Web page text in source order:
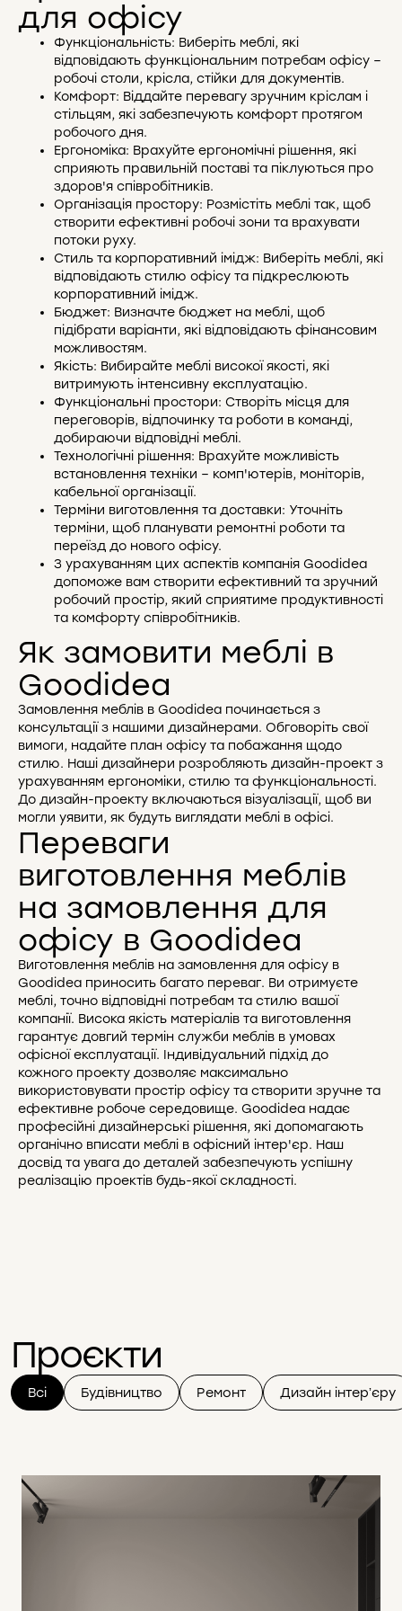
для офісу
Функціональність: Виберіть меблі, які
відповідають функціональним потребам офісу –
робочі столи, крісла, стійки для документів.
Комфорт: Віддайте перевагу зручним кріслам і
стільцям, які забезпечують комфорт протягом
робочого дня.
Ергономіка: Врахуйте ергономічні рішення, які
сприяють правильній поставі та піклуються про
здоров'я співробітників.
Організація простору: Розмістіть меблі так, щоб
створити ефективні робочі зони та врахувати
потоки руху.
Стиль та корпоративний імідж: Виберіть меблі, які
відповідають стилю офісу та підкреслюють
корпоративний імідж.
Бюджет: Визначте бюджет на меблі, щоб
підібрати варіанти, які відповідають фінансовим
можливостям.
Якість: Вибирайте меблі високої якості, які
витримують інтенсивну експлуатацію.
Функціональні простори: Створіть місця для
переговорів, відпочинку та роботи в команді,
добираючи відповідні меблі.
Технологічні рішення: Врахуйте можливість
встановлення техніки – комп'ютерів, моніторів,
кабельної організації.
Терміни виготовлення та доставки: Уточніть
терміни, щоб планувати ремонтні роботи та
переїзд до нового офісу.
З урахуванням цих аспектів компанія Goodidea
допоможе вам створити ефективний та зручний
робочий простір, який сприятиме продуктивності
та комфорту співробітників.
Як замовити меблі в
Goodidea
Замовлення меблів в Goodidea починається з
консультації з нашими дизайнерами. Обговоріть свої
вимоги, надайте план офісу та побажання щодо
стилю. Наші дизайнери розробляють дизайн-проект з
урахуванням ергономіки, стилю та функціональності.
До дизайн-проекту включаються візуалізації, щоб ви
могли уявити, як будуть виглядати меблі в офісі.
Переваги
виготовлення меблів
на замовлення для
офісу в Goodidea
Виготовлення меблів на замовлення для офісу в
Goodidea приносить багато переваг. Ви отримуєте
меблі, точно відповідні потребам та стилю вашої
компанії. Висока якість матеріалів та виготовлення
гарантує довгий термін служби меблів в умовах
офісної експлуатації. Індивідуальний підхід до
кожного проекту дозволяє максимально
використовувати простір офісу та створити зручне та
ефективне робоче середовище. Goodidea надає
професійні дизайнерські рішення, які допомагають
органічно вписати меблі в офісний інтер'єр. Наш
досвід та увага до деталей забезпечують успішну
реалізацію проектів будь-якої складності.
Проєкти
Всі Будівництво Ремонт Дизайн інтерʼєру